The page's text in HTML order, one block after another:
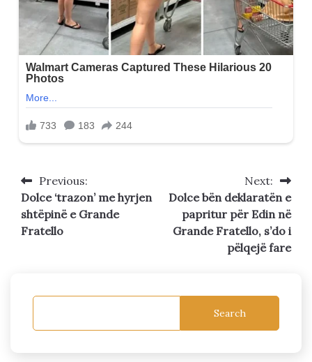
Post
navigation
Previous:
Dolce ‘trazon’ me hyrjen
shtëpinë e Grande
Fratello
Next:
Dolce bën deklaratën e
papritur për Edin në
Grande Fratello, s’do i
pëlqejë fare
Search